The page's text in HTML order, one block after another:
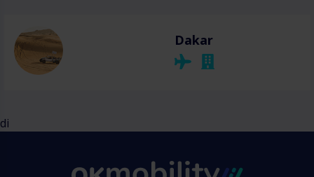
Dakar
di